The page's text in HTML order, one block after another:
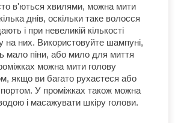
в'ються хвилями, можна мити
днів, оскільки таке волосся
і при невеликій кількості
на них. Використовуйте шампуні,
мало піни, або мило для миття
можна мити голову
якщо ви багато рухаєтеся або
У проміжках також можна
і масажувати шкіру голови.